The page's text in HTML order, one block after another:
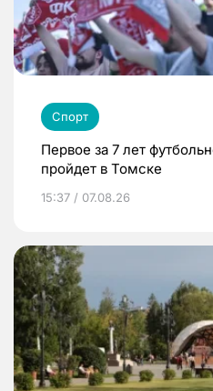
Спорт
Первое за 7 лет
пройдет в Томске
15:37 / 07.08.26